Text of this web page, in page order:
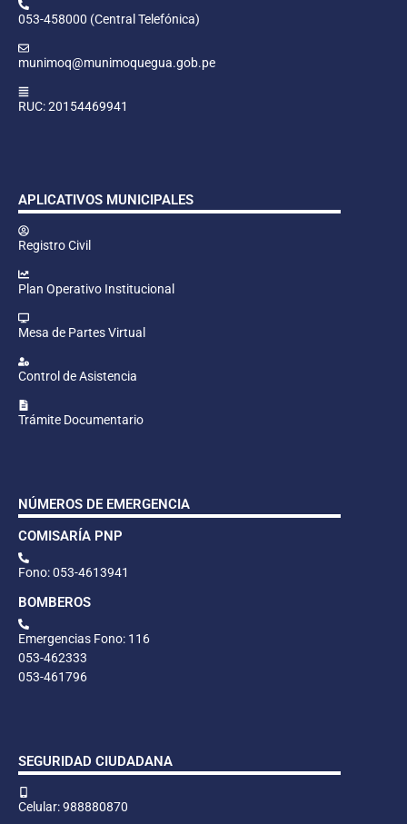
053-458000 (Central Telefónica)
munimoq@munimoquegua.gob.pe
RUC: 20154469941
APLICATIVOS MUNICIPALES
Registro Civil
Plan Operativo Institucional
Mesa de Partes Virtual
Control de Asistencia
Trámite Documentario
NÚMEROS DE EMERGENCIA
COMISARÍA PNP
Fono: 053-4613941
BOMBEROS
Emergencias Fono: 116
053-462333
053-461796
SEGURIDAD CIUDADANA
Celular: 988880870